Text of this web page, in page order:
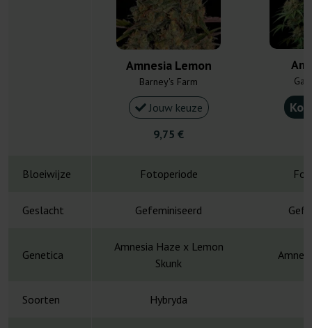
Amnesia Lemon
Barney's Farm
Jouw keuze
9,75 €
Bloeiwijze Fotoperiode
Geslacht Gefeminiseerd
Genetica
Amnesia Haze x Lemon
Skunk
Soorten Hybryda